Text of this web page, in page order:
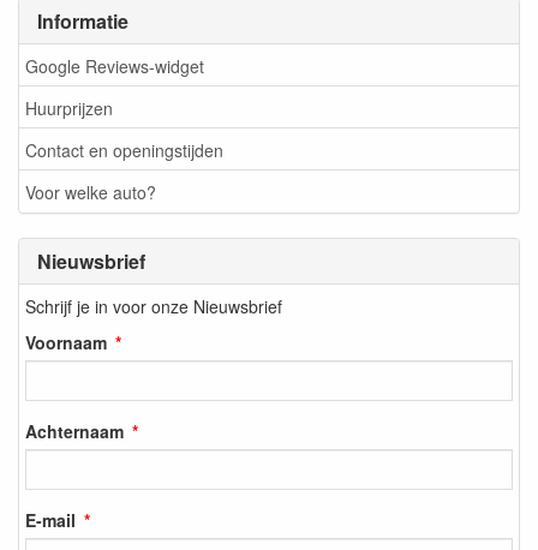
Informatie
Google Reviews-widget
Huurprijzen
Contact en openingstijden
Voor welke auto?
Nieuwsbrief
Schrijf je in voor onze Nieuwsbrief
Voornaam
Achternaam
E-mail